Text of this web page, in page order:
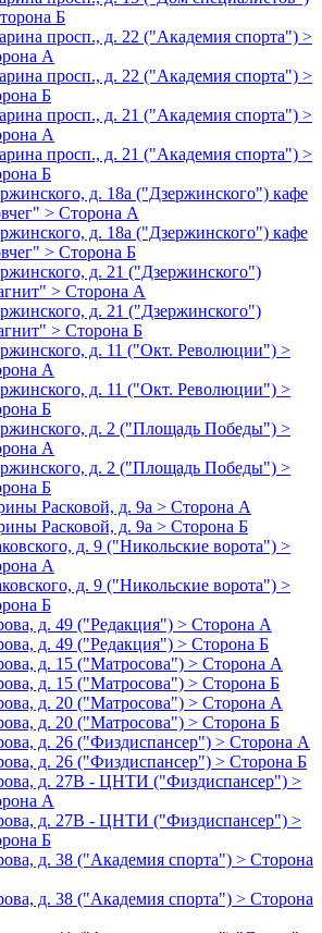
Б
просп., д. 22 ("Академия спорта") >
А
просп., д. 22 ("Академия спорта") >
Б
просп., д. 21 ("Академия спорта") >
А
просп., д. 21 ("Академия спорта") >
Б
д. 18а ("Дзержинского") кафе
> Сторона А
д. 18а ("Дзержинского") кафе
> Сторона Б
д. 21 ("Дзержинского")
> Сторона А
д. 21 ("Дзержинского")
> Сторона Б
д. 11 ("Окт. Революции") >
А
д. 11 ("Окт. Революции") >
Б
д. 2 ("Площадь Победы") >
А
д. 2 ("Площадь Победы") >
Б
Расковой, д. 9а > Сторона А
Расковой, д. 9а > Сторона Б
д. 9 ("Никольские ворота") >
А
д. 9 ("Никольские ворота") >
Б
д. 49 ("Редакция") > Сторона А
д. 49 ("Редакция") > Сторона Б
д. 15 ("Матросова") > Сторона А
д. 15 ("Матросова") > Сторона Б
д. 20 ("Матросова") > Сторона А
д. 20 ("Матросова") > Сторона Б
д. 26 ("Физдиспансер") > Сторона А
д. 26 ("Физдиспансер") > Сторона Б
д. 27В - ЦНТИ ("Физдиспансер") >
А
д. 27В - ЦНТИ ("Физдиспансер") >
Б
д. 38 ("Академия спорта") > Сторона
д. 38 ("Академия спорта") > Сторона